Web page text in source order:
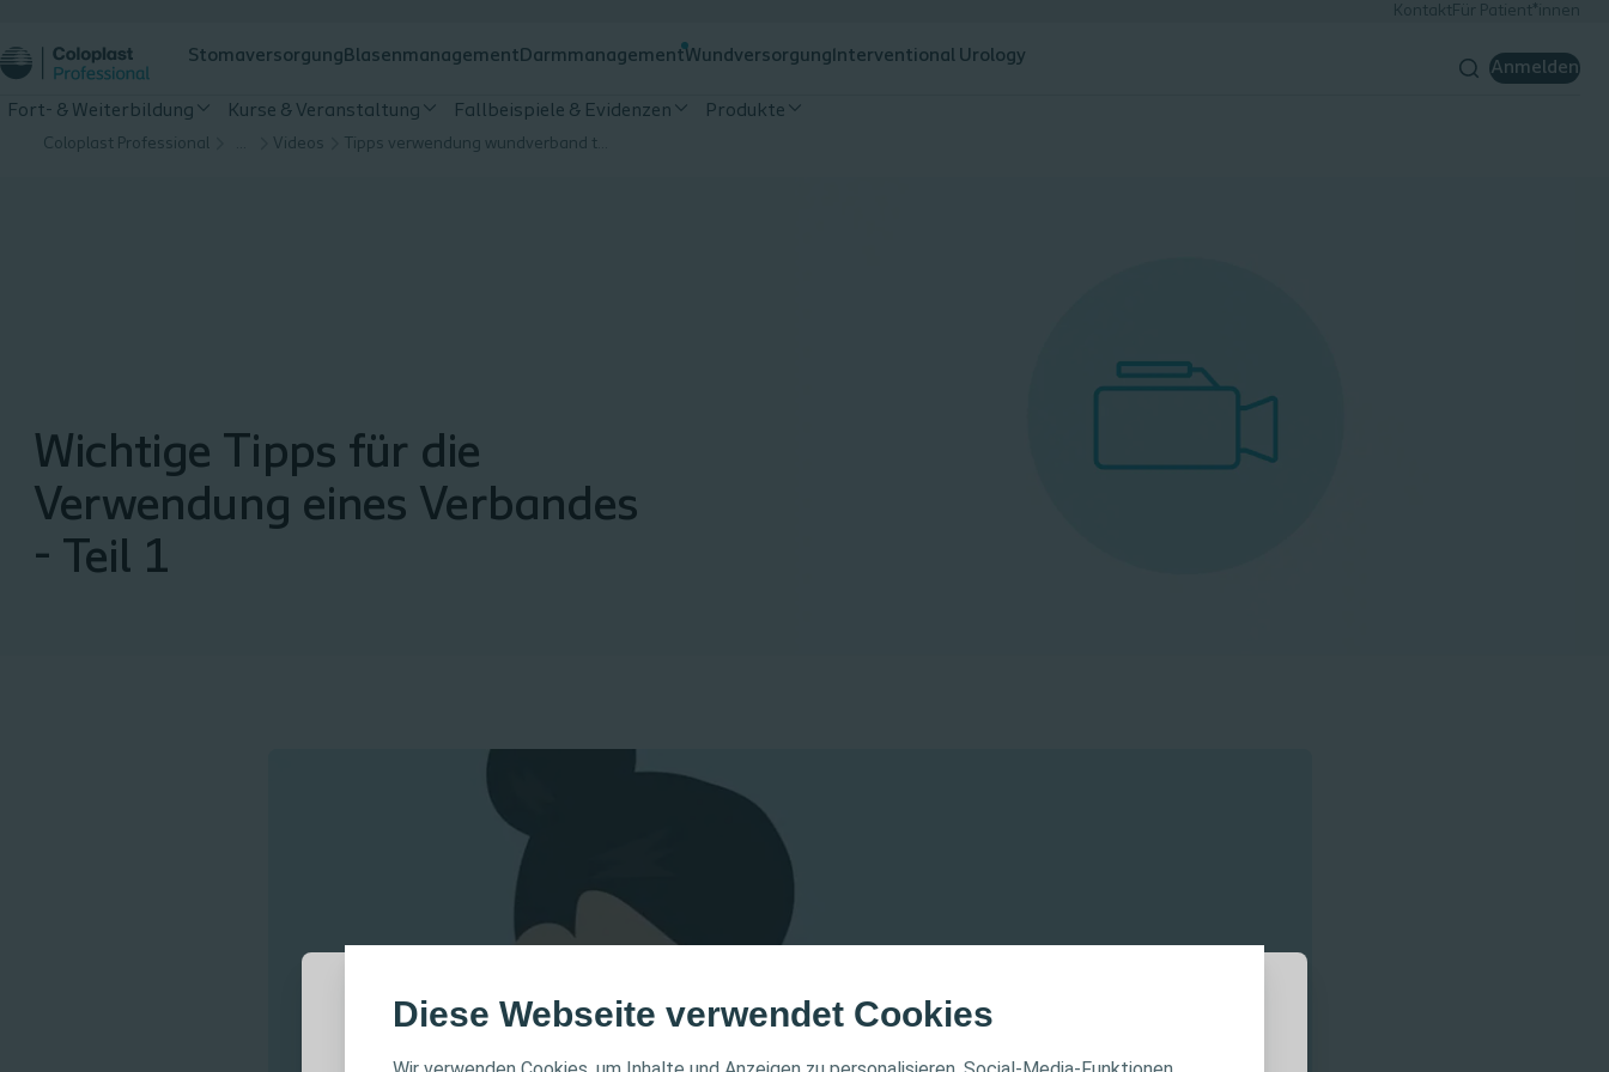
Diese Webseite verwendet Cookies
KontaktFür Patient*innen
Stomaversorgung Blasenmanagement DarmmanagementWundversorgung Interventional Urology
Anmelden
Fort- & Weiterbildung Kurse & Veranstaltung Fallbeispiele & Evidenzen Produkte
Coloplast Professional Videos
WICHTIGER HINWEIS
Wichtige Tipps für die
Verwendung eines Verbandes
- Teil 1